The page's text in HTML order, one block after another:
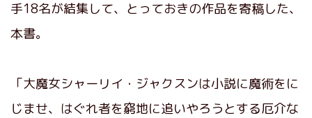
手18名が結集して、とっておきの作品を寄稿した、
本書。
「大魔女シャーリイ・ジャクスンは小説に魔術をに
じませ、はぐれ者を窮地に追いやろうとする厄介な